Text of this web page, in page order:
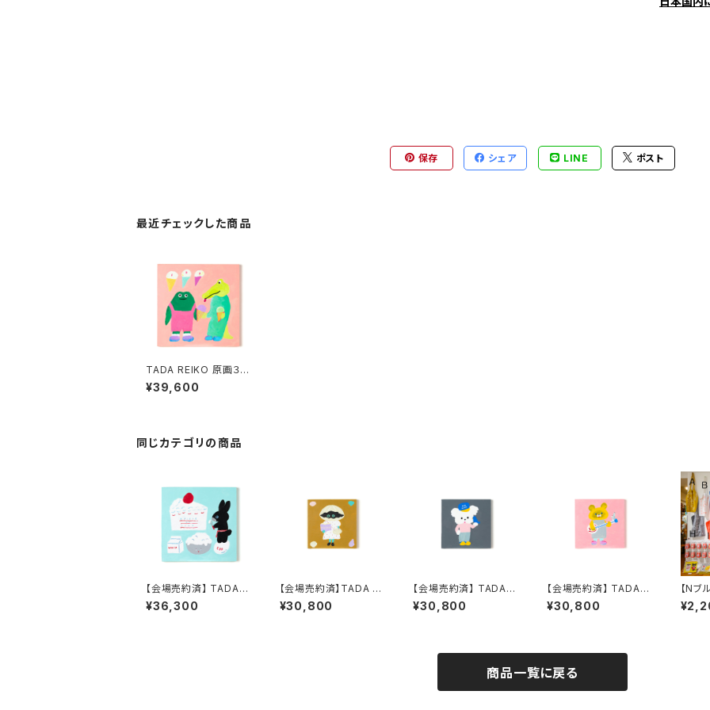
保存 シェア LINE ポスト
最近チェックした商品
TADA REIKO 原画３
「NICE NICE フロロと
クロロのアイス食べくら
¥39,600
同じカテゴリの商品
【会場売約済】 TADA R
EIKO 原画１０ 「ピース
オブケイク」
¥36,300
【会場売約済】TADA R
EIKO 原画１７ 「NICEN
ICE C HISTORY！クラ
¥30,800
【会場売約済】 TADA R
EIKO 原画２０ 「NICEN
ICE F NO WARにき
¥30,800
【会場売約済】 TADA R
EIKO 原画２１ 「NICEN
ICE G シングアロング
¥30,800
【Nブ
DA
バター
商品一覧に戻る